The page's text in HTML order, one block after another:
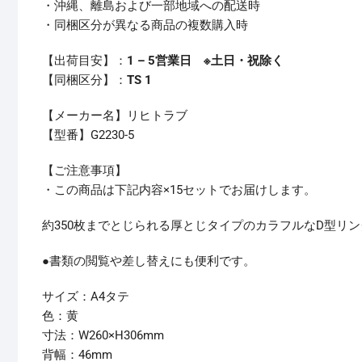
・沖縄、離島および一部地域への配送時
・同梱区分が異なる商品の複数購入時
【出荷目安】： 1 – 5営業日 ※土日・祝除く
【同梱区分】： TS 1
【メーカー名】リヒトラブ
【型番】G2230-5
【ご注意事項】
・この商品は下記内容×15セットでお届けします。
約350枚までとじられる厚とじタイプのカラフルなD型リン
●書類の閲覧や差し替えにも便利です。
サイズ：A4タテ
色：黄
寸法：W260×H306mm
背幅：46mm